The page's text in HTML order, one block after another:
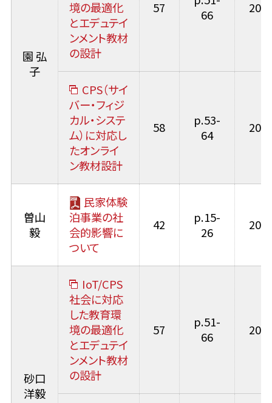
園 弘
子
境の最適化
とエデュテイ
ンメント教材
の設計
57
66
CPS（サイ
バー・フィジ
カル・システ
ム）に対応し
たオンライ
ン教材設計
58
p.53-
64
曽山
毅
民家体験
泊事業の社
会的影響に
ついて
42
p.15-
26
砂口
洋毅
IoT/CPS
社会に対応
した教育環
境の最適化
とエデュテイ
ンメント教材
の設計
57
p.51-
66